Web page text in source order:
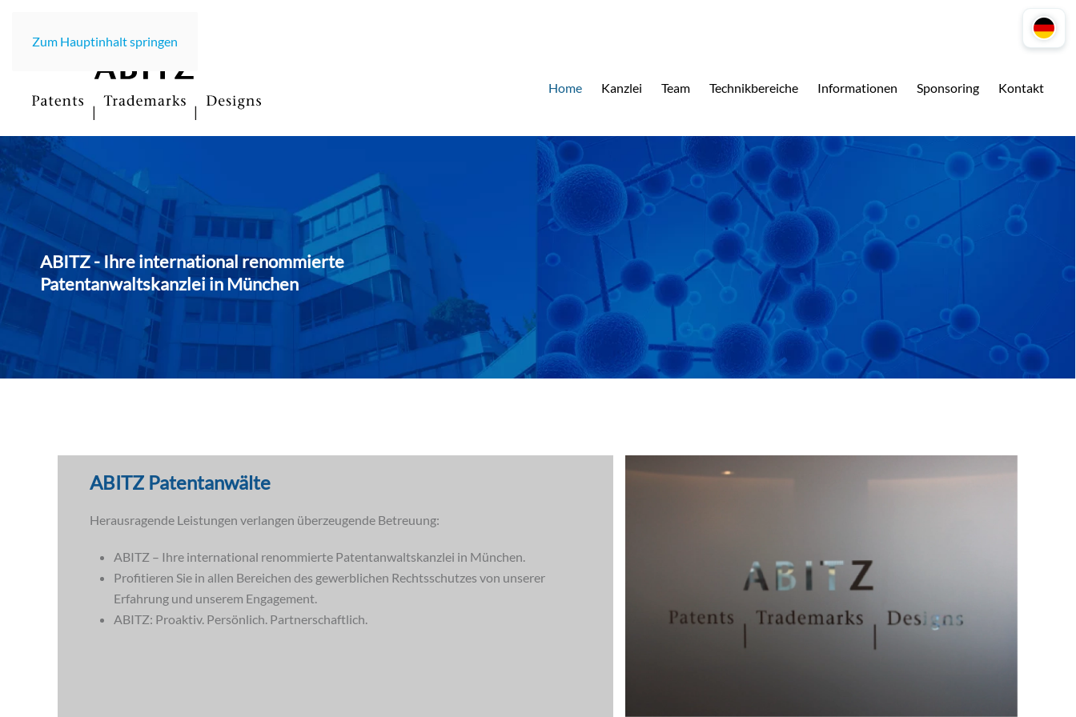
Zum Hauptinhalt springen
Home Kanzlei Team Technikbereiche Informationen Sponsoring Kontakt
ABITZ - Ihre international renommierte
Patentanwaltskanzlei in München
ABITZ Patentanwälte
Herausragende Leistungen verlangen überzeugende Betreuung:
ABITZ – Ihre international renommierte Patentanwaltskanzlei in München.
Profitieren Sie in allen Bereichen des gewerblichen Rechtsschutzes von unserer
Erfahrung und unserem Engagement.
ABITZ: Proaktiv. Persönlich. Partnerschaftlich.